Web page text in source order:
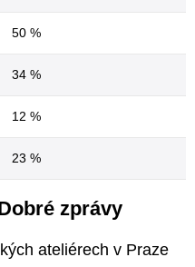
50 %
34 %
12 %
23 %
zprávy
ateliérech v Praze